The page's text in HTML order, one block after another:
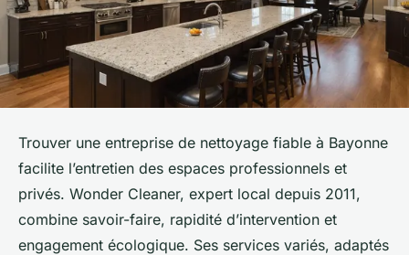
Trouver une entreprise de nettoyage fiable à Bayonne
facilite l’entretien des espaces professionnels et
privés. Wonder Cleaner, expert local depuis 2011,
combine savoir-faire, rapidité d’intervention et
engagement écologique. Ses services variés, adaptés